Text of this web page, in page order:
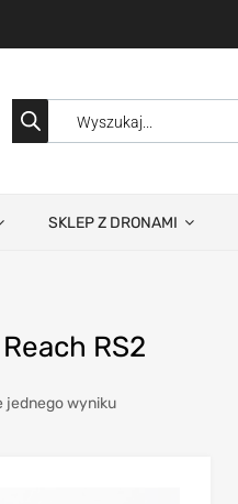
SKLEP Z DRONAMI
RS2
jednego wyniku